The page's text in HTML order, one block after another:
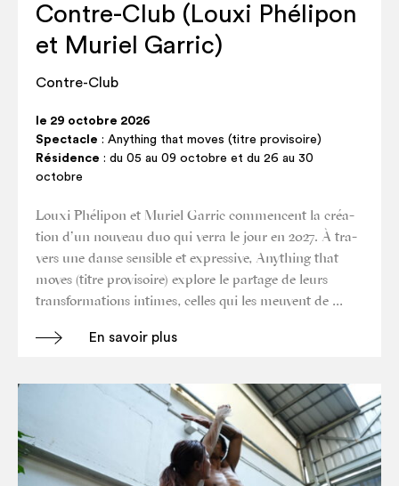
Contre-Club (Louxi Phélipon
et Muriel Garric)
Contre-Club
le 29 octobre 2026
Spectacle : Anything that moves (titre provisoire)
Résidence : du 05 au 09 octobre et du 26 au 30
octobre
Louxi Phé­li­pon et Muriel Gar­ric com­mencent la créa­
tion d’un nou­veau duo qui ver­ra le jour en 2027. À tra­
vers une danse sen­sible et expres­sive, Any­thing that
moves (titre pro­vi­soire) explore le par­tage de leurs
trans­for­ma­tions intimes, celles qui les meuvent de …
En savoir plus